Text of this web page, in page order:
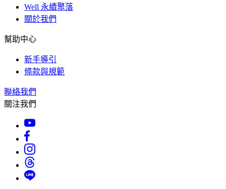
Well 永續聚落
關於我們
幫助中心
新手導引
條款與規範
聯絡我們
關注我們